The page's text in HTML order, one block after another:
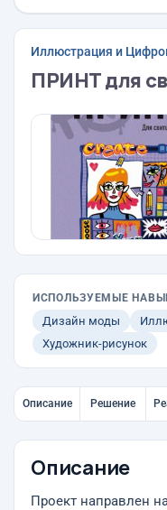
Иллюстрация и
ПРИНТ для
ИСПОЛЬЗУЕМЫЕ
Дизайн моды
Художник-рисунок
Описание Решение
Описание
Проект направлен